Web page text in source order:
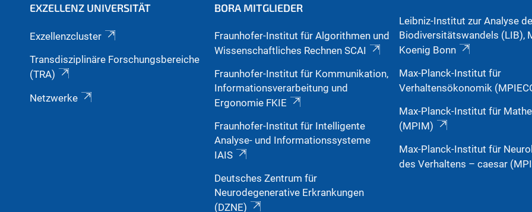
EXZELLENZ UNIVERSITÄT
Exzellenzcluster
Transdisziplinäre Forschungsbereiche
(TRA)
Netzwerke
BORA MITGLIEDER
Fraunhofer-Institut für Algorithmen und
Wissenschaftliches Rechnen SCAI
Fraunhofer-Institut für Kommunikation,
Informationsverarbeitung und
Ergonomie FKIE
Fraunhofer-Institut für Intelligente
Analyse- und Informationssysteme
IAIS
Deutsches Zentrum für
Neurodegenerative Erkrankungen
(DZNE)
Leibniz-Institut zur Analyse
Biodiversitätswandels (LIB),
Koenig Bonn
Max-Planck-Institut für
Verhaltensökonomik
Max-Planck-Institut für
(MPIM)
Max-Planck-Institut für
des Verhaltens – caesar